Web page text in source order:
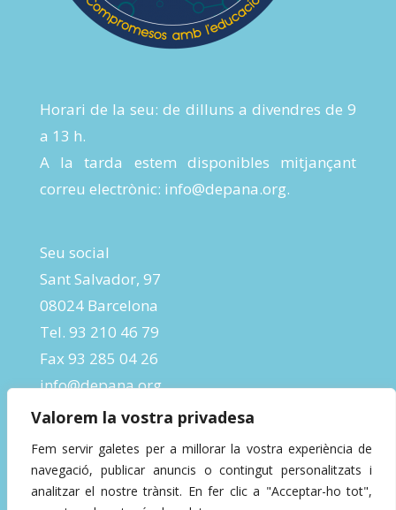
Valorem la vostra privadesa
Fem servir galetes per a millorar la vostra experiència de
navegació, publicar anuncis o contingut personalitzats i
analitzar el nostre trànsit. En fer clic a "Acceptar-ho tot",
Horari de la seu: de dilluns a divendres de 9
a 13 h.
A la tarda estem disponibles mitjançant
correu electrònic: info@depana.org.
Seu social
Sant Salvador, 97
08024 Barcelona
Tel. 93 210 46 79
Fax 93 285 04 26
info@depana.org